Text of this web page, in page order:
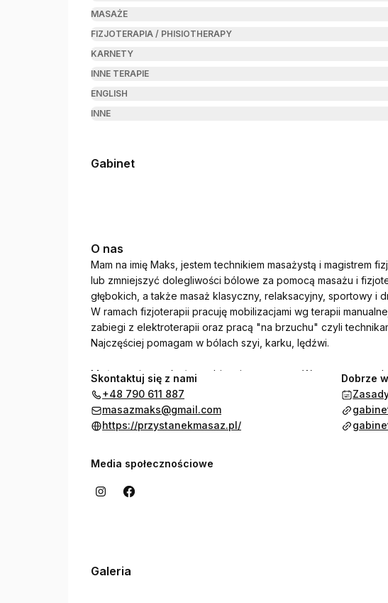
MASAŻE
FIZJOTERAPIA / PHISIOTHERAPY
KARNETY
INNE TERAPIE
ENGLISH
INNE
Gabinet
O nas
Mam na imię Maks, jestem technikiem masażystą i magistrem
lub zmniejszyć dolegliwości bólowe za pomocą masażu i
głębokich, a także masaż klasyczny, relaksacyjny, sportowy i
W ramach fizjoterapii pracuję mobilizacjami wg terapii
zabiegi z elektroterapii oraz pracą "na brzuchu" czyli
Najczęściej pomagam w bólach szyi, karku, lędźwi.
Można mnie spotkać w gabinecie w centrum Warszawy, na
Skontaktuj się z nami
+48 790 611 887
masazmaks@gmail.com
https://przystanekmasaz.pl/
Dobrze
Media społecznościowe
Galeria